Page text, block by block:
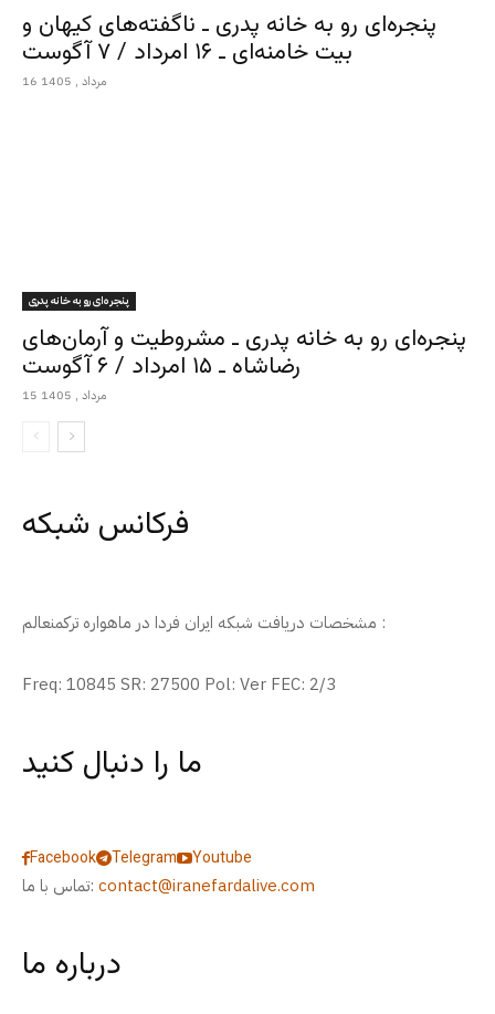
پنجره‌ای رو به خانه پدری ـ ناگفته‌های کیهان و
بیت خامنه‌ای ـ ۱۶ امرداد / ۷ آگوست
16 مرداد , 1405
پنجره‌ای رو به خانه پدری
پنجره‌ای رو به خانه پدری ـ مشروطیت و آرمان‌های
رضاشاه ـ ۱۵ امرداد / ۶ آگوست
15 مرداد , 1405
فرکانس شبکه
مشخصات دریافت شبکه ایران فردا در ماهواره ترکمنعالم :
Freq: 10845 SR: 27500 Pol: Ver FEC: 2/3
ما را دنبال کنید
Facebook Telegram
Youtube
تماس با ما: contact@iranefardalive.com
درباره ما